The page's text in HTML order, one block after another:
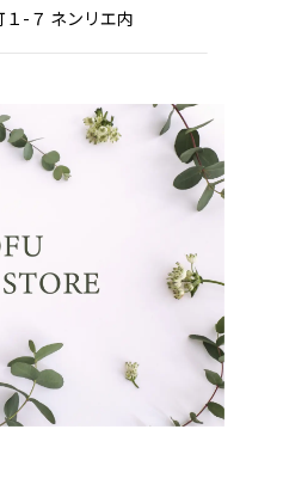
-７ ネンリエ内